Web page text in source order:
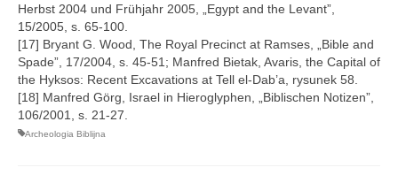
Herbst 2004 und Frühjahr 2005, „Egypt and the Levant”,
15/2005, s. 65-100.
[17] Bryant G. Wood, The Royal Precinct at Ramses, „Bible and
Spade”, 17/2004, s. 45-51; Manfred Bietak, Avaris, the Capital of
the Hyksos: Recent Excavations at Tell el-Dab’a, rysunek 58.
[18] Manfred Görg, Israel in Hieroglyphen, „Biblischen Notizen”,
106/2001, s. 21-27.
Archeologia Biblijna